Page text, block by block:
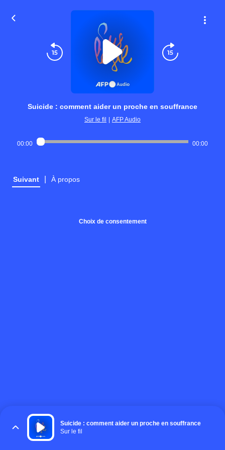
Suicide : comment aider un proche en souffrance
Sur le fil AFP Audio
00:00 00:00
Suivant À propos
Choix de consentement
Suicide : comment aider un proche en souffrance
Sur le fil